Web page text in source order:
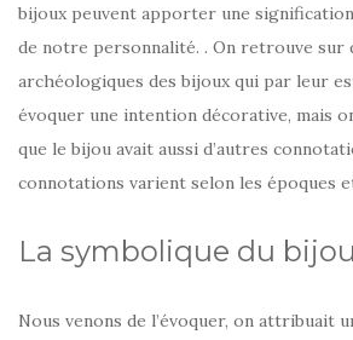
bijoux peuvent apporter une
de notre personnalité. . On retrouve sur
archéologiques des bijoux qui par leur
évoquer une intention décorative, mais
que le bijou avait aussi d’autres
connotations varient selon les époques
La symbolique du bijou
Nous venons de l’évoquer, on attribuait